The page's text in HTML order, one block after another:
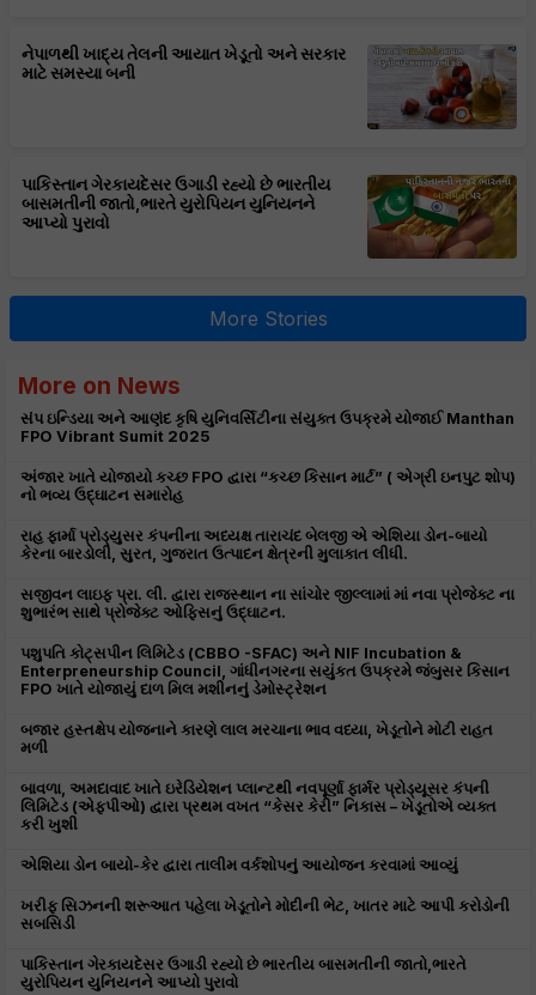
નેપાળથી ખાદ્ય તેલની આયાત ખેડૂતો અને સરકાર
માટે સમસ્યા બની
પાકિસ્તાન ગેરકાયદેસર ઉગાડી રહ્યો છે ભારતીય
બાસમતીની જાતો,ભારતે યુરોપિયન યુનિયનને
આપ્યો પુરાવો
More Stories
More on News
સંપ ઇન્ડિયા અને આણંદ કૃષિ યુનિવર્સિટીના સંયુક્ત ઉપક્રમે યોજાઈ Manthan
FPO Vibrant Sumit 2025
અંજાર ખાતે યોજાયો કચ્છ FPO દ્વારા “કચ્છ કિસાન માર્ટ” ( એગ્રી ઇનપુટ શોપ)
નો ભવ્ય ઉદ્ઘાટન સમારોહ
રાહ ફાર્મા પ્રોડ્યુસર કંપનીના અધ્યક્ષ તારાચંદ બેલજી એ એશિયા ડોન-બાયો
કેરના બારડોલી, સુરત, ગુજરાત ઉત્પાદન ક્ષેત્રની મુલાકાત લીધી.
સજીવન લાઇફ પ્રા. લી. દ્વારા રાજસ્થાન ના સાંચોર જીલ્લામાં માં નવા પ્રોજેક્ટ ના
શુભારંભ સાથે પ્રોજેક્ટ ઓફિસનું ઉદ્ઘાટન.
પશુપતિ કોટ્સપીન લિમિટેડ (CBBO -SFAC) અને NIF Incubation &
Enterpreneurship Council, ગાંધીનગરના સયુંકત ઉપક્રમે જંબુસર કિસાન
FPO ખાતે યોજાયું દાળ મિલ મશીનનું ડેમોસ્ટ્રેશન
બજાર હસ્તક્ષેપ યોજનાને કારણે લાલ મરચાના ભાવ વધ્યા, ખેડૂતોને મોટી રાહત
મળી
બાવળા, અમદાવાદ ખાતે ઇરેડિયેશન પ્લાન્ટથી નવપૂર્ણા ફાર્મર પ્રોડ્યૂસર કંપની
લિમિટેડ (એફપીઓ) દ્વારા પ્રથમ વખત “કેસર કેરી” નિકાસ – ખેડૂતોએ વ્યક્ત
કરી ખુશી
એશિયા ડોન બાયો-કેર દ્વારા તાલીમ વર્કશોપનું આયોજન કરવામાં આવ્યું
ખરીફ સિઝનની શરૂઆત પહેલા ખેડૂતોને મોદીની ભેટ, ખાતર માટે આપી કરોડોની
સબસિડી
પાકિસ્તાન ગેરકાયદેસર ઉગાડી રહ્યો છે ભારતીય બાસમતીની જાતો,ભારતે
યુરોપિયન યુનિયનને આપ્યો પુરાવો